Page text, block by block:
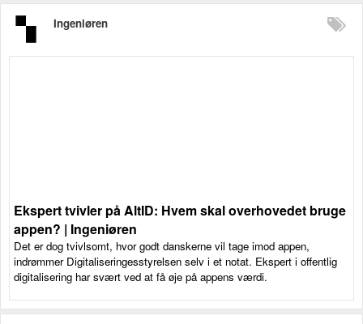
Ingeniøren
Ekspert tvivler på AltID: Hvem skal overhovedet bruge
appen? | Ingeniøren
Det er dog tvivlsomt, hvor godt danskerne vil tage imod appen,
indrømmer Digitaliseringesstyrelsen selv i et notat. Ekspert i offentlig
digitalisering har svært ved at få øje på appens værdi.